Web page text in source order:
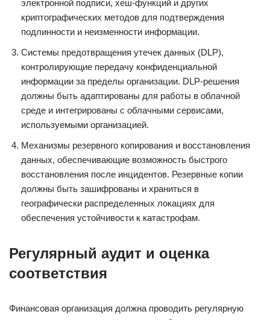
электронной подписи, хеш-функций и других
криптографических методов для подтверждения
подлинности и неизменности информации.
Системы предотвращения утечек данных (DLP),
контролирующие передачу конфиденциальной
информации за пределы организации. DLP-решения
должны быть адаптированы для работы в облачной
среде и интегрированы с облачными сервисами,
используемыми организацией.
Механизмы резервного копирования и восстановления
данных, обеспечивающие возможность быстрого
восстановления после инцидентов. Резервные копии
должны быть зашифрованы и храниться в
географически распределенных локациях для
обеспечения устойчивости к катастрофам.
Регулярный аудит и оценка
соответствия
Финансовая организация должна проводить регулярную